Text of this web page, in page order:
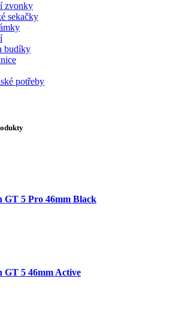
zvonky
sekačky
budíky
potřeby
GT 5 Pro 46mm Black
GT 5 46mm Active